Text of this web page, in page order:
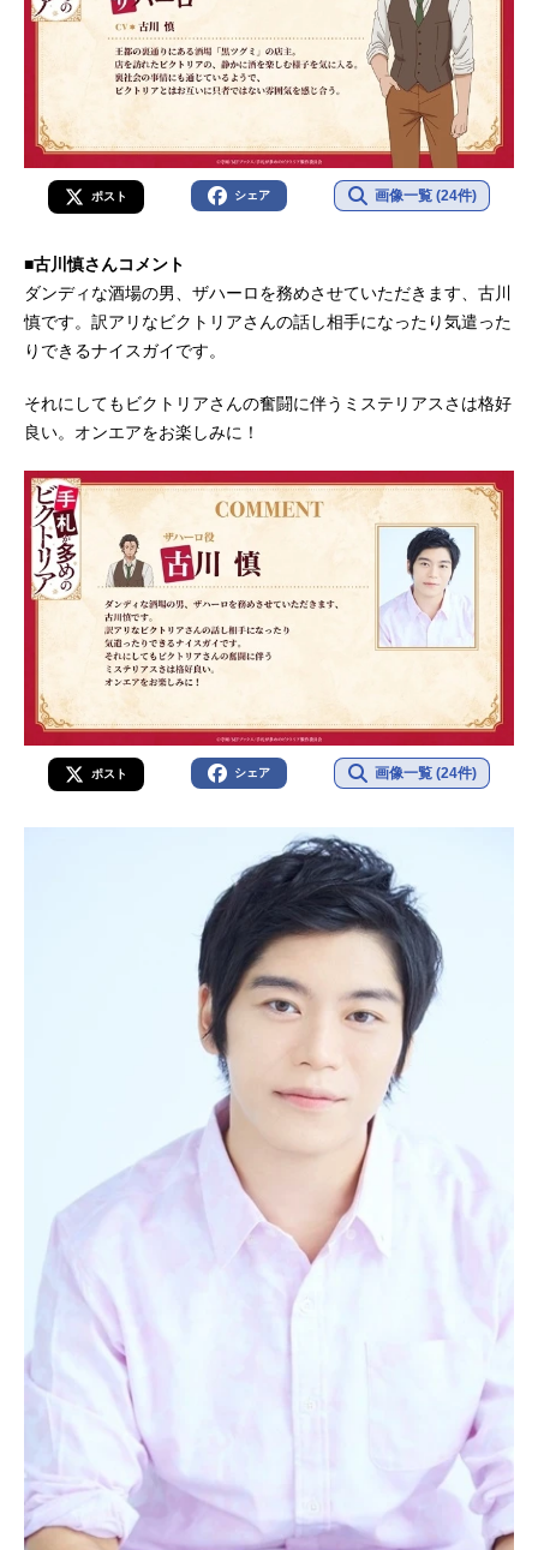
ポスト シェア 画像一覧 (24件)
■古川慎さんコメント
ダンディな酒場の男、ザハーロを務めさせていただきます、古川
慎です。訳アリなビクトリアさんの話し相手になったり気遣った
りできるナイスガイです。
それにしてもビクトリアさんの奮闘に伴うミステリアスさは格好
良い。オンエアをお楽しみに！
ポスト シェア 画像一覧 (24件)